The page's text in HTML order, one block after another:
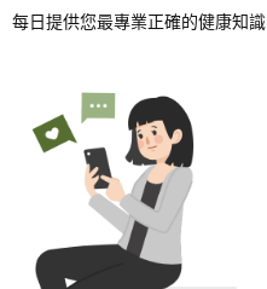
每日提供您最專業正確的健康知識